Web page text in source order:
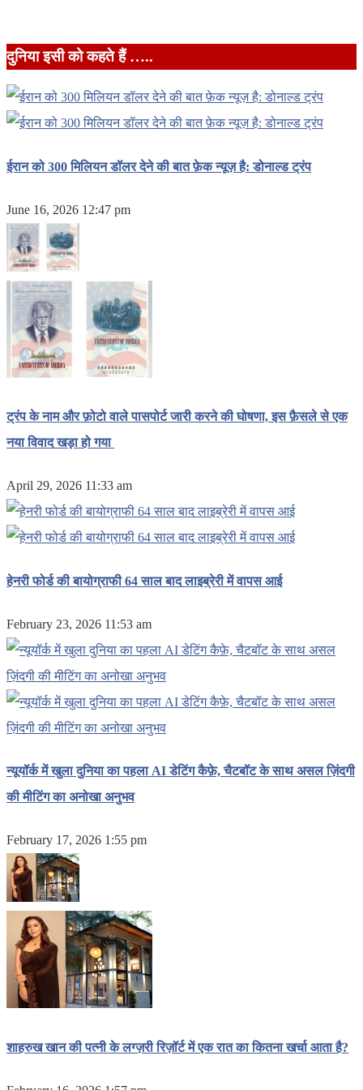
दुनिया इसी को कहते हैं …..
ईरान को 300 मिलियन डॉलर देने की बात फ़ेक न्यूज़ है: डोनाल्ड ट्रंप
June 16, 2026 12:47 pm
ट्रंप के नाम और फ़ोटो वाले पासपोर्ट जारी करने की घोषणा, इस फ़ैसले से एक
नया विवाद खड़ा हो गया
April 29, 2026 11:33 am
हेनरी फोर्ड की बायोग्राफी 64 साल बाद लाइब्रेरी में वापस आई
February 23, 2026 11:53 am
न्यूयॉर्क में खुला दुनिया का पहला AI डेटिंग कैफ़े, चैटबॉट के साथ असल ज़िंदगी
की मीटिंग का अनोखा अनुभव
February 17, 2026 1:55 pm
शाहरुख खान की पत्नी के लग्ज़री रिज़ॉर्ट में एक रात का कितना खर्चा आता है?